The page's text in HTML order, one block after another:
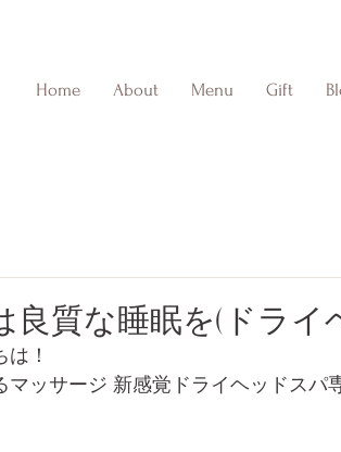
Home About Menu Gift
良質な睡眠を(ドライ
！
マッサージ 新感覚ドライヘッドスパ